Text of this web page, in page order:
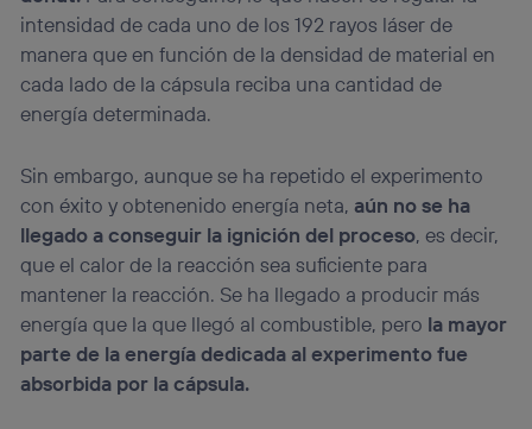
intensidad de cada uno de los 192 rayos láser de
manera que en función de la densidad de material en
cada lado de la cápsula reciba una cantidad de
energía determinada.
Sin embargo, aunque se ha repetido el experimento
con éxito y obtenenido energía neta, aún no se ha
llegado a conseguir la ignición del proceso, es decir,
que el calor de la reacción sea suficiente para
mantener la reacción. Se ha llegado a producir más
energía que la que llegó al combustible, pero la mayor
parte de la energía dedicada al experimento fue
absorbida por la cápsula.